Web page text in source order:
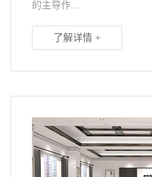
的主导作...
了解详情 +